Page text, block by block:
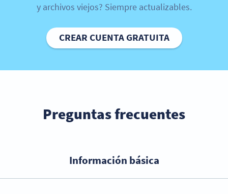
y archivos viejos? Siempre actualizables.
CREAR CUENTA GRATUITA
Preguntas frecuentes
Información básica